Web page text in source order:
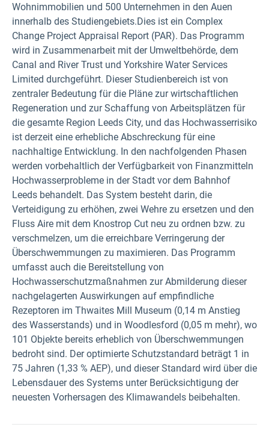
Wohnimmobilien und 500 Unternehmen in den Auen
innerhalb des Studiengebiets.Dies ist ein Complex
Change Project Appraisal Report (PAR). Das Programm
wird in Zusammenarbeit mit der Umweltbehörde, dem
Canal and River Trust und Yorkshire Water Services
Limited durchgeführt. Dieser Studienbereich ist von
zentraler Bedeutung für die Pläne zur wirtschaftlichen
Regeneration und zur Schaffung von Arbeitsplätzen für
die gesamte Region Leeds City, und das Hochwasserrisiko
ist derzeit eine erhebliche Abschreckung für eine
nachhaltige Entwicklung. In den nachfolgenden Phasen
werden vorbehaltlich der Verfügbarkeit von Finanzmitteln
Hochwasserprobleme in der Stadt vor dem Bahnhof
Leeds behandelt. Das System besteht darin, die
Verteidigung zu erhöhen, zwei Wehre zu ersetzen und den
Fluss Aire mit dem Knostrop Cut neu zu ordnen bzw. zu
verschmelzen, um die erreichbare Verringerung der
Überschwemmungen zu maximieren. Das Programm
umfasst auch die Bereitstellung von
Hochwasserschutzmaßnahmen zur Abmilderung dieser
nachgelagerten Auswirkungen auf empfindliche
Rezeptoren im Thwaites Mill Museum (0,14 m Anstieg
des Wasserstands) und in Woodlesford (0,05 m mehr), wo
101 Objekte bereits erheblich von Überschwemmungen
bedroht sind. Der optimierte Schutzstandard beträgt 1 in
75 Jahren (1,33 % AEP), und dieser Standard wird über die
Lebensdauer des Systems unter Berücksichtigung der
neuesten Vorhersagen des Klimawandels beibehalten.